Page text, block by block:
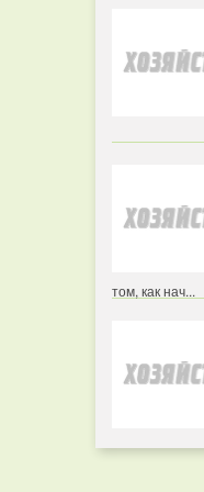
том, как нач...